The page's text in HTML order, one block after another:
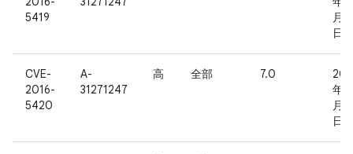
5419
月 3
日
CVE-
2016-
5420
A-
31271247
高 全部 7.0
年 8
月 3
日